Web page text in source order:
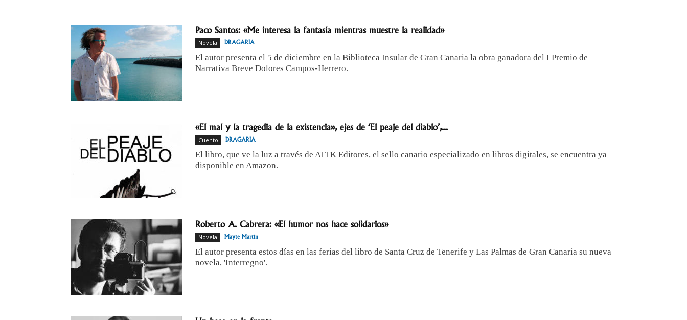
Paco Santos: «Me interesa la fantasía mientras muestre la realidad»
Novela DRAGARIA
El autor presenta el 5 de diciembre en la Biblioteca Insular de Gran Canaria la obra ganadora del I Premio de
Narrativa Breve Dolores Campos-Herrero.
«El mal y la tragedia de la existencia», ejes de ‘El peaje del diablo’,...
Cuento DRAGARIA
El libro, que ve la luz a través de ATTK Editores, el sello canario especializado en libros digitales, se encuentra ya
disponible en Amazon.
Roberto A. Cabrera: «El humor nos hace solidarios»
Novela Mayte Martín
El autor presenta estos días en las ferias del libro de Santa Cruz de Tenerife y Las Palmas de Gran Canaria su nueva
novela, 'Interregno'.